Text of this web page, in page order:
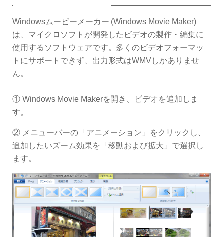
Windowsムービーメーカー (Windows Movie Maker)
は、マイクロソフトが開発したビデオの製作・編集に
使用するソフトウェアです。多くのビデオフォーマッ
トにサポートできず、出力形式はWMVしかありませ
ん。
① Windows Movie Makerを開き、ビデオを追加しま
す。
② メニューバーの「アニメーション」をクリックし、
追加したいズーム効果を「移動および拡大」で選択し
ます。